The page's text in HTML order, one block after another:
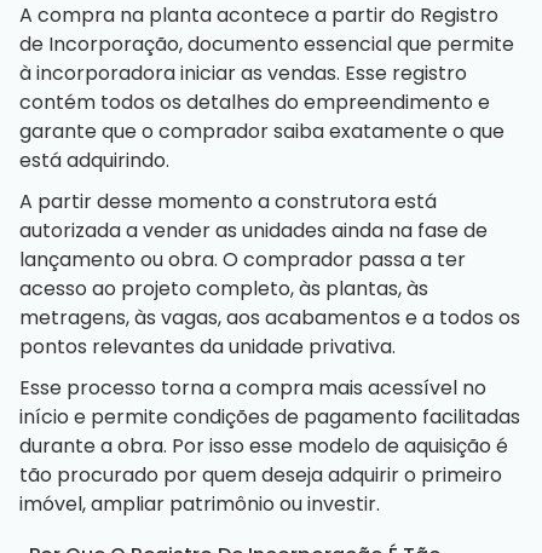
A compra na planta acontece a partir do Registro
de Incorporação, documento essencial que permite
à incorporadora iniciar as vendas. Esse registro
contém todos os detalhes do empreendimento e
garante que o comprador saiba exatamente o que
está adquirindo.
A partir desse momento a construtora está
autorizada a vender as unidades ainda na fase de
lançamento ou obra. O comprador passa a ter
acesso ao projeto completo, às plantas, às
metragens, às vagas, aos acabamentos e a todos os
pontos relevantes da unidade privativa.
Esse processo torna a compra mais acessível no
início e permite condições de pagamento facilitadas
durante a obra. Por isso esse modelo de aquisição é
tão procurado por quem deseja adquirir o primeiro
imóvel, ampliar patrimônio ou investir.